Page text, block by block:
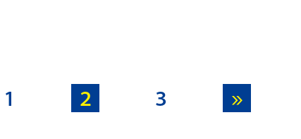
1 2 3 »